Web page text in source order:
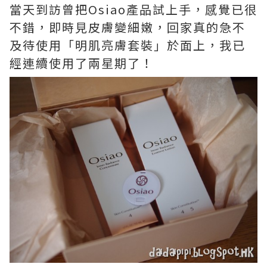
當天到訪曾把Osiao產品試上手，感覺已很
不錯，即時見皮膚變細嫩，回家真的急不
及待使用「明肌亮膚套裝」於面上，我已
經連續使用了兩星期了！